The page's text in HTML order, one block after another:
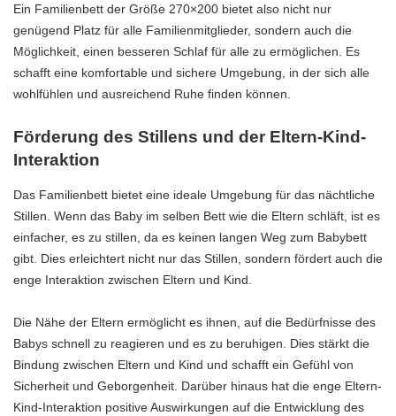
Ein Familienbett der Größe 270×200 bietet also nicht nur
genügend Platz für alle Familienmitglieder, sondern auch die
Möglichkeit, einen besseren Schlaf für alle zu ermöglichen. Es
schafft eine komfortable und sichere Umgebung, in der sich alle
wohlfühlen und ausreichend Ruhe finden können.
Förderung des Stillens und der Eltern-Kind-
Interaktion
Das Familienbett bietet eine ideale Umgebung für das nächtliche
Stillen. Wenn das Baby im selben Bett wie die Eltern schläft, ist es
einfacher, es zu stillen, da es keinen langen Weg zum Babybett
gibt. Dies erleichtert nicht nur das Stillen, sondern fördert auch die
enge Interaktion zwischen Eltern und Kind.
Die Nähe der Eltern ermöglicht es ihnen, auf die Bedürfnisse des
Babys schnell zu reagieren und es zu beruhigen. Dies stärkt die
Bindung zwischen Eltern und Kind und schafft ein Gefühl von
Sicherheit und Geborgenheit. Darüber hinaus hat die enge Eltern-
Kind-Interaktion positive Auswirkungen auf die Entwicklung des